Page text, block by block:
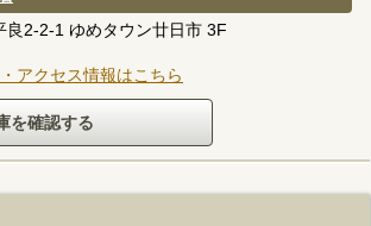
良2-2-1 ゆめタウン廿日市 3F
アクセス情報はこちら